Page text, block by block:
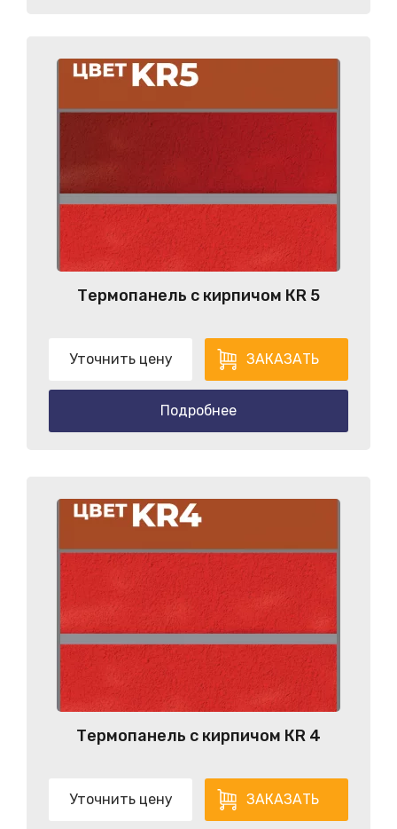
Термопанель с кирпичом КR 5
Уточнить цену ЗАКАЗАТЬ
Подробнее
Термопанель с кирпичом КR 4
Уточнить цену ЗАКАЗАТЬ